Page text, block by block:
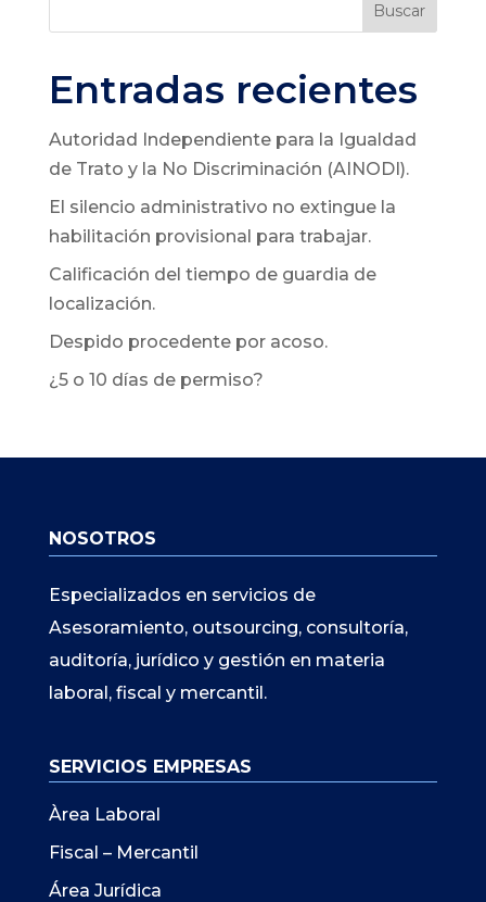
Buscar
Entradas recientes
Autoridad Independiente para la Igualdad
de Trato y la No Discriminación (AINODI).
El silencio administrativo no extingue la
habilitación provisional para trabajar.
Calificación del tiempo de guardia de
localización.
Despido procedente por acoso.
¿5 o 10 días de permiso?
NOSOTROS
Especializados en servicios de
Asesoramiento, outsourcing, consultoría,
auditoría, jurídico y gestión en materia
laboral, fiscal y mercantil.
SERVICIOS EMPRESAS
Àrea Laboral
Fiscal – Mercantil
Área Jurídica